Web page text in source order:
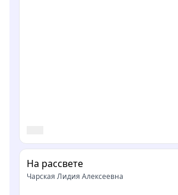
На рассвете
Чарская Лидия Алексеевна